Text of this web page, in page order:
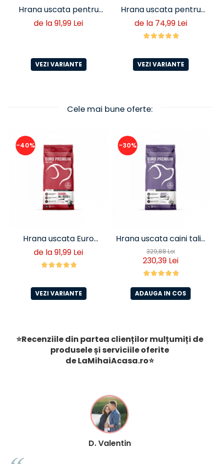
Hrana uscata pentru
caini adulti talie mica
de la 91,99 Lei
VEZI VARIANTE
Hrana uscata pentru
catei Euro Premium
Junior cu miel si orez –
de la 74,99 Lei
VEZI VARIANTE
Cele mai bune oferte:
-40%
Hrana uscata Euro
Premium Senior Miel si
Orez
de la 91,99 Lei
VEZI VARIANTE
-30%
Hrana uscata caini talie
foarte mare Euro
Premium Giant Adult pui
si orez 15 Kg
329,88 Lei
230,39 Lei
ADAUGA IN COS
⭐Recenziile din partea clienților mulțumiți de
produsele și serviciile oferite
deLaMihaiAcasa.ro⭐
D. Valentin